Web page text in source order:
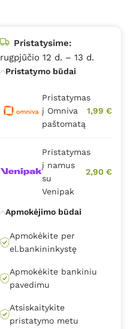
Pristatysime:
rugpjūčio 12 d. – 13 d.
Pristatymo būdai
Pristatymas
į Omniva
paštomatą
1,99 €
Pristatymas
į namus
su
Venipak
2,90 €
Apmokėjimo būdai
Apmokėkite per
el.bankininkystę
Apmokėkite bankiniu
pavedimu
Atsiskaitykite
pristatymo metu